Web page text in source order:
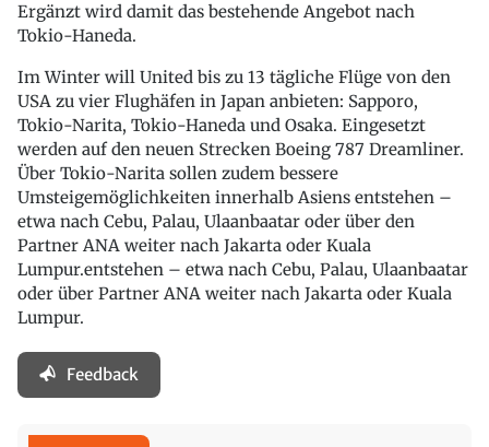
Ergänzt wird damit das bestehende Angebot nach
Tokio-Haneda.
Im Winter will United bis zu 13 tägliche Flüge von den
USA zu vier Flughäfen in Japan anbieten: Sapporo,
Tokio-Narita, Tokio-Haneda und Osaka. Eingesetzt
werden auf den neuen Strecken Boeing 787 Dreamliner.
Über Tokio-Narita sollen zudem bessere
Umsteigemöglichkeiten innerhalb Asiens entstehen –
etwa nach Cebu, Palau, Ulaanbaatar oder über den
Partner ANA weiter nach Jakarta oder Kuala
Lumpur.entstehen – etwa nach Cebu, Palau, Ulaanbaatar
oder über Partner ANA weiter nach Jakarta oder Kuala
Lumpur.
Feedback